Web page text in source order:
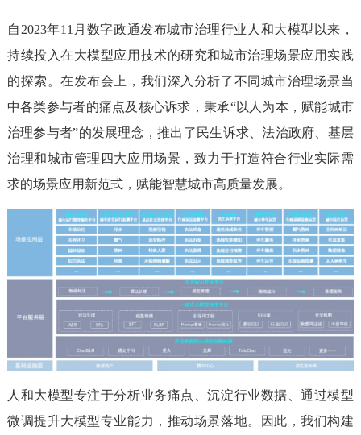
自2023年11月数字政通发布城市治理行业人和大模型以来，
持续投入在大模型应用技术的研究和城市治理场景应用实践
的探索。在发布会上，我们深入分析了不同城市治理场景当
中各类参与者的痛点及核心诉求，秉承“以人为本，赋能城市
治理参与者”的发展理念，推出了民生诉求、法治政府、基层
治理和城市管理四大应用场景，致力于打造符合行业实际需
求的场景应用新范式，赋能智慧城市高质量发展。
人和大模型专注于分析业务痛点、沉淀行业数据、通过模型
微调提升大模型专业能力，推动场景落地。因此，我们构建